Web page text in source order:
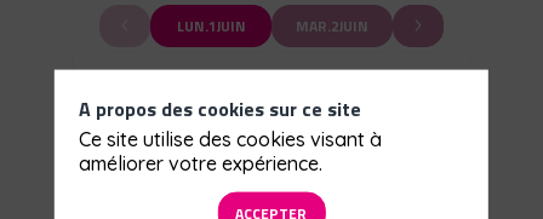
LUN.1JUIN MAR.2JUIN
Stage
<
A propos des cookies sur ce site
Ce site utilise des cookies visant à
améliorer votre expérience.
ACCEPTER